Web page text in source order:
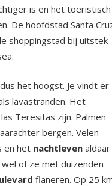
is en het toeristisch
De hoofdstad Santa
shoppingstad bij uitstek
dus het hoogst. Je vindt er
lavastranden. Het
Teresitas zijn. Palmen
bergen. Velen
en het nachtleven aldaar
of ze met duizenden
flaneren. Op 25